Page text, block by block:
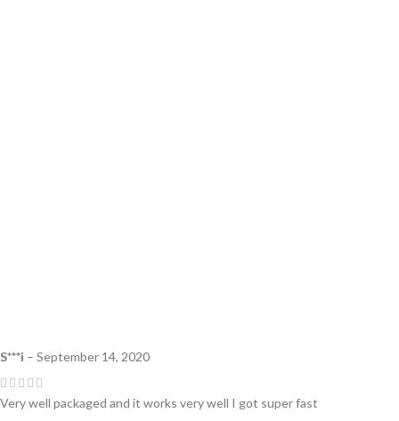
S***i – September 14, 2020
Very well packaged and it works very well I got super fast